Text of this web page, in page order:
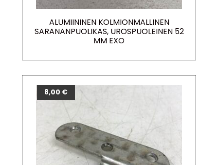
ALUMIININEN KOLMIONMALLINEN
SARANANPUOLIKAS, UROSPUOLEINEN 52
MM EXO
8,00 €